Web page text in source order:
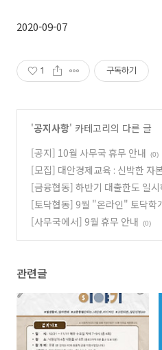
2020-09-07
1 구독하기
'공지사항' 카테고리의 다른 글
[공지] 10월 사무국 휴무 안내
(0)
[모집] 대안경제교육 : 신박한 자
별 선착순 마감) (0)
[금융협동] 하반기 대출한도 일
[토닥협동] 9월 "온라인" 토닥학
2)
(0)
[사무국에서] 9월 휴무 안내 (0)
관련글